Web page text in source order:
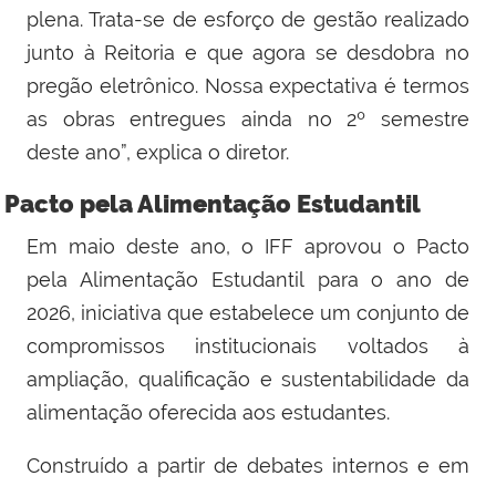
plena. Trata-se de esforço de gestão realizado
junto à Reitoria e que agora se desdobra no
pregão eletrônico. Nossa expectativa é termos
as obras entregues ainda no 2º semestre
deste ano”, explica o diretor.
Pacto pela Alimentação Estudantil
Em maio deste ano, o IFF aprovou o Pacto
pela Alimentação Estudantil para o ano de
2026, iniciativa que estabelece um conjunto de
compromissos institucionais voltados à
ampliação, qualificação e sustentabilidade da
alimentação oferecida aos estudantes.
Construído a partir de debates internos e em